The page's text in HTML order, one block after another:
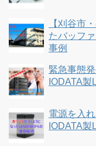
【刈谷市
たバッフ
事例
緊急事態
IODATA製
電源を入
IODATA